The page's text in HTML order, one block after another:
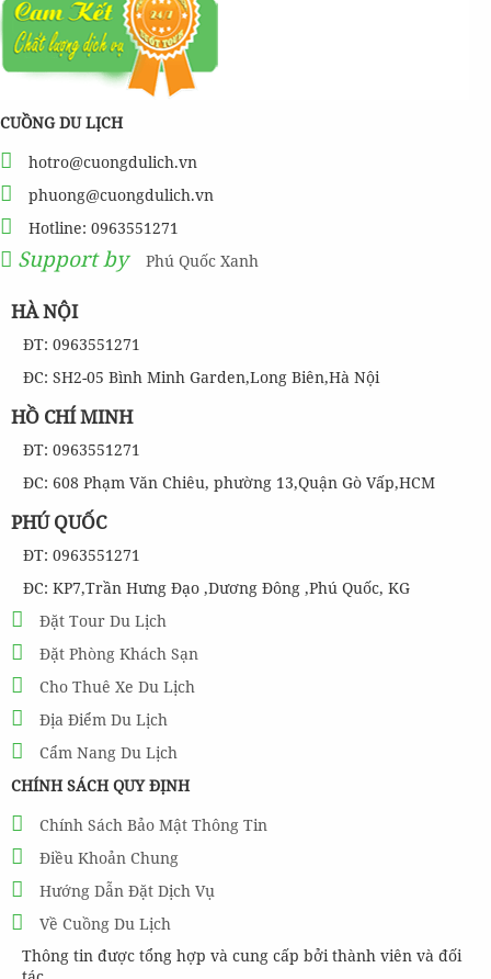
CUỒNG DU LỊCH
hotro@cuongdulich.vn
phuong@cuongdulich.vn
Hotline: 0963551271
Support by Phú Quốc Xanh
HÀ NỘI
ĐT: 0963551271
ĐC: SH2-05 Bình Minh Garden,Long Biên,Hà Nội
HỒ CHÍ MINH
ĐT: 0963551271
ĐC: 608 Phạm Văn Chiêu, phường 13,Quận Gò Vấp,HCM
PHÚ QUỐC
ĐT: 0963551271
ĐC: KP7,Trần Hưng Đạo ,Dương Đông ,Phú Quốc, KG
Đặt Tour Du Lịch
Đặt Phòng Khách Sạn
Cho Thuê Xe Du Lịch
Địa Điểm Du Lịch
Cẩm Nang Du Lịch
CHÍNH SÁCH QUY ĐỊNH
Chính Sách Bảo Mật Thông Tin
Điều Khoản Chung
Hướng Dẫn Đặt Dịch Vụ
Về Cuồng Du Lịch
Thông tin được tổng hợp và cung cấp bởi thành viên và đối